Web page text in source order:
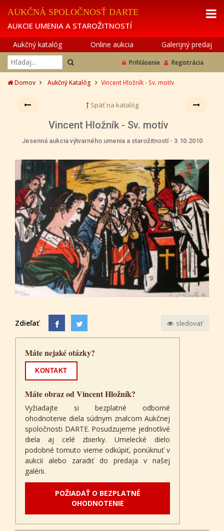
AUKČNÁ SPOLOČNOSŤ DARTE
AUKCIE UMENIA A STAROŽITNOSTÍ
Aukčný katalóg Online aukcia Galerijný predaj
Prihlásenie Registrácia
Domov Aukčný Katalóg Vincent Hložník - Sv. motív
Späť na katalóg
Vincent Hložník - Sv. motív
Jesenná aukcia výtvarného umenia a starožitností - 3.10.2010
Zdieľať sledovať
Máte nejaké otázky?
KONTAKT
Máte obraz od Vincent Hložník?
Vyžiadajte si bezplatné odborné
ohodnotenie diela súdnym znalcom Aukčnej
spoločnosti DARTE. Posudzujeme jednotlivé
diela aj celé zbierky. Umelecké dielo
podobné tomuto vieme odkúpiť, ponúknuť v
aukcii alebo zaradiť do predaja v našej
galérii.
POŽIADAŤ O BEZPLATNÉ
OHODNOTENIE